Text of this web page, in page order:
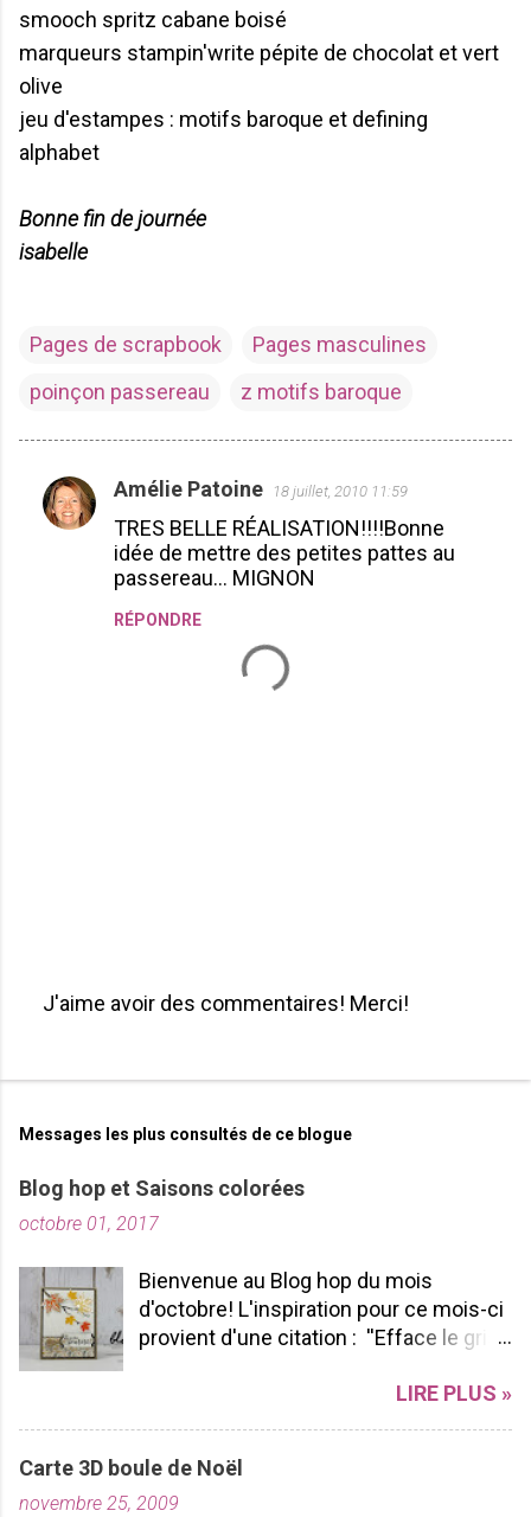
smooch spritz cabane boisé
marqueurs stampin'write pépite de chocolat et vert
olive
jeu d'estampes : motifs baroque et defining
alphabet
Bonne fin de journée
isabelle
Pages de scrapbook
Pages masculines
poinçon passereau
z motifs baroque
C
o
Amélie Patoine 18 juillet, 2010 11:59
TRES BELLE RÉALISATION!!!!Bonne
idée de mettre des petites pattes au
passereau... MIGNON
RÉPONDRE
b
i
r
u
n
o
m
m
e
a
r
e
J'aime avoir des commentaires! Merci!
Messages les plus consultés de ce blogue
Blog hop et Saisons colorées
octobre 01, 2017
Bienvenue au Blog hop du mois
d'octobre! L'inspiration pour ce mois-ci
provient d'une citation : ''Efface le gris
possèdes à l'intérieur!'' -pablopicasso
laisser des commentaires ça fait
toujours plaisir à lire! Bon Blog hop à
LIRE PLUS »
Carte 3D boule de Noël
novembre 25, 2009